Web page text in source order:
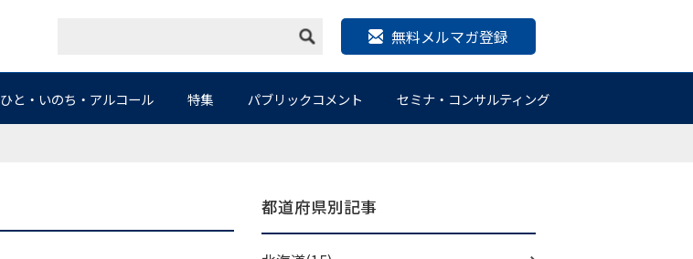
無料メルマガ登録
ひと・いのち・アルコール 特集 パブリックコメント セミナ・コンサルティング
都道府県別記事